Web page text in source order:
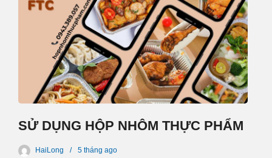
SỬ DỤNG HỘP NHÔM THỰC PHẨM
HaiLong 5 tháng ago